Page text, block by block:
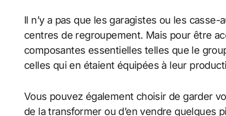
Il n’y a pas que les garagistes ou les
centres de regroupement. Mais pour être
composantes essentielles telles que le
celles qui en étaient équipées à leur
Vous pouvez également choisir de garder
de la transformer ou d’en vendre quelques